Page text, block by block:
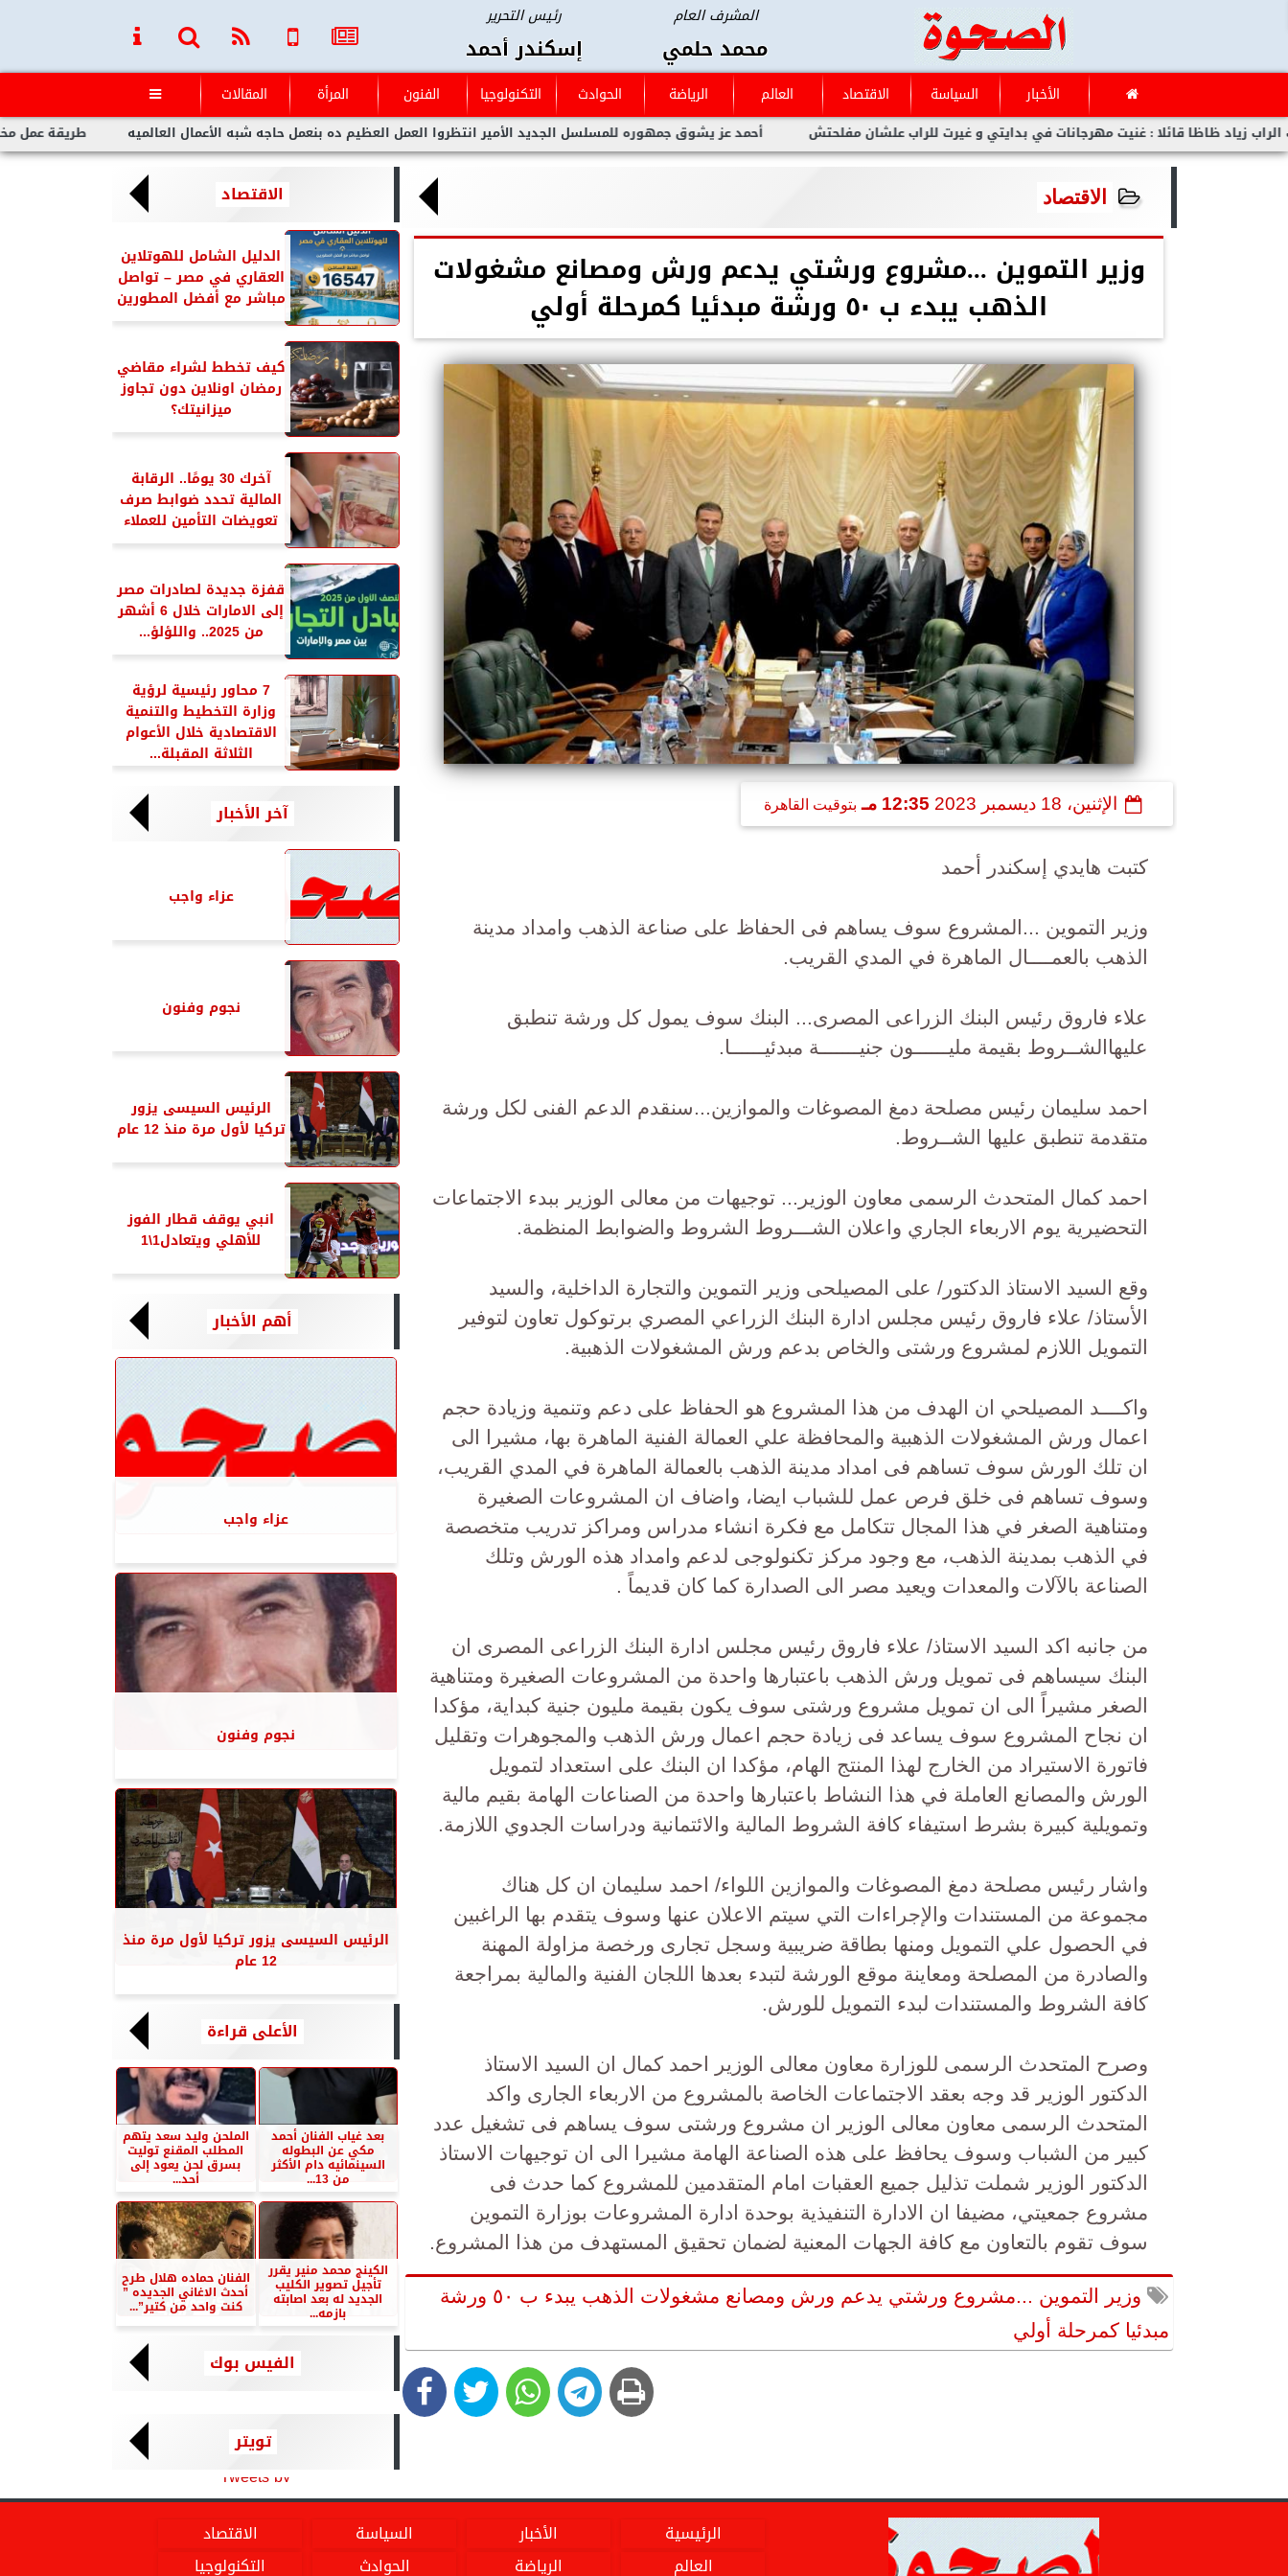
المشرف العام
محمد حلمي
رئيس التحرير
إسكندر أحمد
الأخبار السياسة الاقتصاد العالم الرياضة الحوادث التكنولوجيا الفنون المرأة المقالات 
طريقة عمل مخلل الجزر أحمد عز يشوق جمهوره للمسلسل الجديد الأمير انتظروا العمل العظيم ده بنعمل حاجه شبه الأعمال العالميه ظاظا قائلا : غنيت مهرجانات في بدايتي و غيرت للراب علشان مفلحتش
الاقتصاد
وزير التموين ...مشروع ورشتي يدعم ورش ومصانع مشغولات
الذهب يبدء ب ٥٠ ورشة مبدئيا كمرحلة أولي
الإثنين، 18 ديسمبر 2023 12:35 مـ بتوقيت القاهرة
كتبت هايدي إسكندر أحمد
وزير التموين ...المشروع سوف يساهم فى الحفاظ على صناعة الذهب وامداد مدينة
الذهب بالعمــــال الماهرة في المدي القريب.
علاء فاروق رئيس البنك الزراعى المصرى... البنك سوف يمول كل ورشة تنطبق
عليهاالشــروط بقيمة مليــــــون جنيـــــــة مبدئيــــــا.
احمد سليمان رئيس مصلحة دمغ المصوغات والموازين...سنقدم الدعم الفنى لكل ورشة
متقدمة تنطبق عليها الشــروط.
احمد كمال المتحدث الرسمى معاون الوزير... توجيهات من معالى الوزير ببدء الاجتماعات
التحضيرية يوم الاربعاء الجاري واعلان الشـــروط الشروط والضوابط المنظمة.
وقع السيد الاستاذ الدكتور/ على المصيلحى وزير التموين والتجارة الداخلية، والسيد
الأستاذ/ علاء فاروق رئيس مجلس ادارة البنك الزراعي المصري برتوكول تعاون لتوفير
التمويل اللازم لمشروع ورشتى والخاص بدعم ورش المشغولات الذهبية.
واكــــد المصيلحي ان الهدف من هذا المشروع هو الحفاظ على دعم وتنمية وزيادة حجم
اعمال ورش المشغولات الذهبية والمحافظة علي العمالة الفنية الماهرة بها، مشيرا الى
ان تلك الورش سوف تساهم فى امداد مدينة الذهب بالعمالة الماهرة في المدي القريب،
وسوف تساهم فى خلق فرص عمل للشباب ايضا، واضاف ان المشروعات الصغيرة
ومتناهية الصغر في هذا المجال تتكامل مع فكرة انشاء مدراس ومراكز تدريب متخصصة
في الذهب بمدينة الذهب، مع وجود مركز تكنولوجى لدعم وامداد هذه الورش وتلك
الصناعة بالآلات والمعدات ويعيد مصر الى الصدارة كما كان قديماً .
من جانبه اكد السيد الاستاذ/ علاء فاروق رئيس مجلس ادارة البنك الزراعى المصرى ان
البنك سيساهم فى تمويل ورش الذهب باعتبارها واحدة من المشروعات الصغيرة ومتناهية
الصغر مشيراً الى ان تمويل مشروع ورشتى سوف يكون بقيمة مليون جنية كبداية، مؤكدا
ان نجاح المشروع سوف يساعد فى زيادة حجم اعمال ورش الذهب والمجوهرات وتقليل
فاتورة الاستيراد من الخارج لهذا المنتج الهام، مؤكدا ان البنك على استعداد لتمويل
الورش والمصانع العاملة في هذا النشاط باعتبارها واحدة من الصناعات الهامة بقيم مالية
وتمويلية كبيرة بشرط استيفاء كافة الشروط المالية والائتمانية ودراسات الجدوي اللازمة.
واشار رئيس مصلحة دمغ المصوغات والموازين اللواء/ احمد سليمان ان كل هناك
مجموعة من المستندات والإجراءات التي سيتم الاعلان عنها وسوف يتقدم بها الراغبين
في الحصول علي التمويل ومنها بطاقة ضريبية وسجل تجارى ورخصة مزاولة المهنة
والصادرة من المصلحة ومعاينة موقع الورشة لتبدء بعدها اللجان الفنية والمالية بمراجعة
كافة الشروط والمستندات لبدء التمويل للورش.
وصرح المتحدث الرسمى للوزارة معاون معالى الوزير احمد كمال ان السيد الاستاذ
الدكتور الوزير قد وجه بعقد الاجتماعات الخاصة بالمشروع من الاربعاء الجارى واكد
المتحدث الرسمى معاون معالى الوزير ان مشروع ورشتى سوف يساهم فى تشغيل عدد
كبير من الشباب وسوف يحافظ على هذه الصناعة الهامة مشيرا الى ان توجيهات الاستاذ
الدكتور الوزير شملت تذليل جميع العقبات امام المتقدمين للمشروع كما حدث فى
مشروع جمعيتي، مضيفا ان الادارة التنفيذية بوحدة ادارة المشروعات بوزارة التموين
سوف تقوم بالتعاون مع كافة الجهات المعنية لضمان تحقيق المستهدف من هذا المشروع.
وزير التموين ...مشروع ورشتي يدعم ورش ومصانع مشغولات الذهب يبدء ب ٥٠ ورشة
مبدئيا كمرحلة أولي
الاقتصاد
الدليل الشامل للهوتلاين
العقاري في مصر – تواصل
مباشر مع أفضل المطورين
كيف تخطط لشراء مقاضي
رمضان اونلاين دون تجاوز
ميزانيتك؟
آخرك 30 يومًا.. الرقابة
المالية تحدد ضوابط صرف
تعويضات التأمين للعملاء
قفزة جديدة لصادرات مصر
إلى الامارات خلال 6 أشهر
من 2025.. واللؤلؤ...
7 محاور رئيسية لرؤية
وزارة التخطيط والتنمية
الاقتصادية خلال الأعوام
الثلاثة المقبلة...
آخر الأخبار
عزاء واجب
نجوم وفنون
الرئيس السيسى يزور
تركيا لأول مرة منذ 12 عام
انبي يوقف قطار الفوز
للأهلي ويتعادل1\1
أهم الأخبار
عزاء واجب
نجوم وفنون
الرئيس السيسى يزور تركيا لأول مرة منذ
12 عام
الأعلى قراءة
بعد غياب الفنان أحمد
مكي عن البطوله
السينمائيه دام الأكثر
من 13...
الملحن وليد سعد يتهم
المطلب المقنع توليت
بسرق لحن يعود إلى
أحد...
الكينج محمد منير يقرر
تأجيل تصوير الكليب
الجديد له بعد اصابته
بازمه...
الفنان حماده هلال طرح
أحدث الاغاني الجديده ”
كنت واحد من كتير”...
الفيس بوك
تويتر
Tweets by
الرئيسية
الأخبار السياسة
الاقتصاد
العالم
الرياضة الحوادث التكنولوجيا